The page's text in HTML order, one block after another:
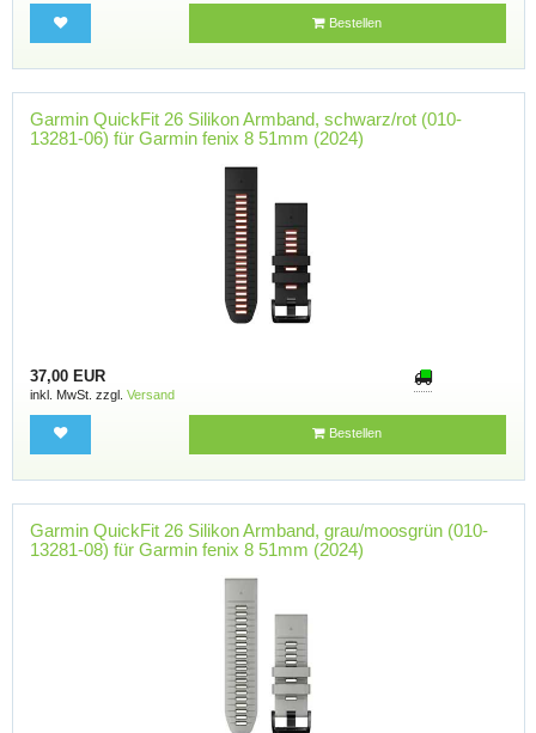
Bestellen
Garmin QuickFit 26 Silikon Armband, schwarz/rot (010-
13281-06) für Garmin fenix 8 51mm (2024)
37,00 EUR
inkl. MwSt. zzgl. Versand
Bestellen
Garmin QuickFit 26 Silikon Armband, grau/moosgrün (010-
13281-08) für Garmin fenix 8 51mm (2024)